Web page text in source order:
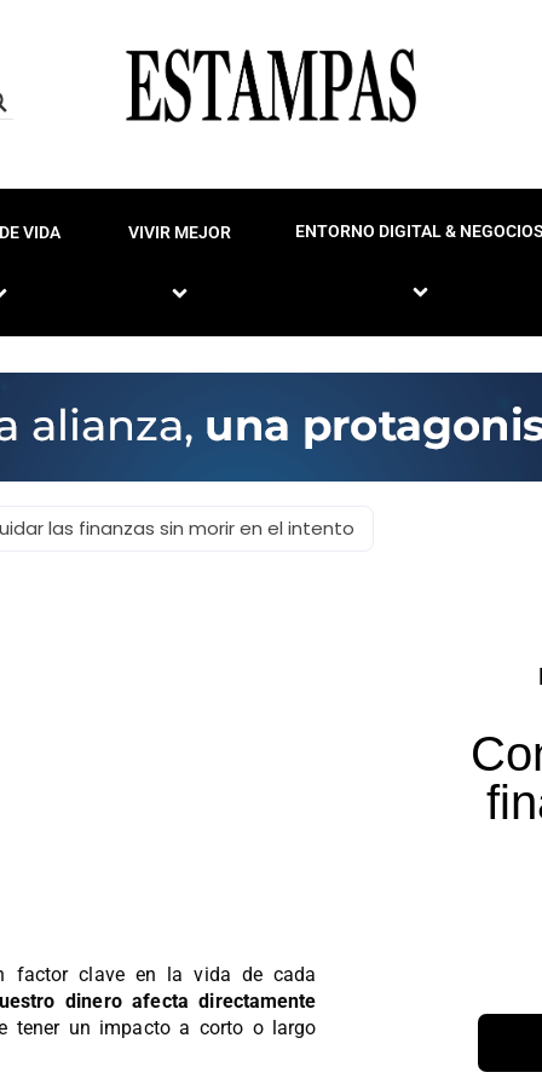
VIDA VIVIR MEJOR ENTORNO DIGITAL &
las finanzas sin morir en el intento
factor clave en la vida de cada
dinero afecta directamente
tener un impacto a corto o largo